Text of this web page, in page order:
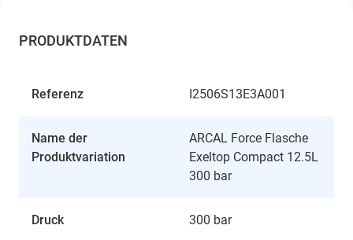
PRODUKTDATEN
Referenz I2506S13E3A001
Name der
Produktvariation
ARCAL Force Flasche
Exeltop Compact 12.5L
300 bar
Druck 300 bar